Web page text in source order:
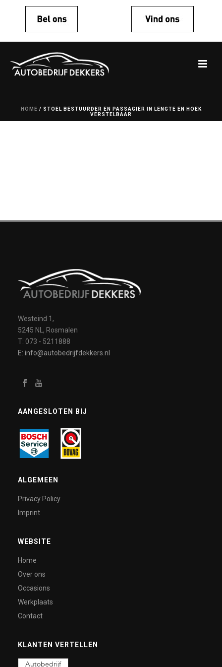
HOME / STOEL BESTUURDER EN PASSAGIER IN LENGTE EN HOEK
VERSTELBAAR
Westeind 1,
5245 NL, Rosmalen
T: 073 - 5211888
E: info@autobedrijfdekkers.nl
AANGESLOTEN BIJ
ALGEMEEN
Privacy Policy
Imprint
WEBSITE
Home
Over ons
Occasions
Werkplaats
Contact
KLANTEN VERTELLEN
Autobedrijf